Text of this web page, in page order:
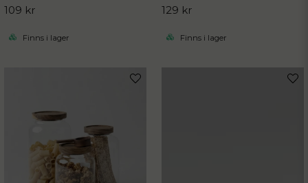
109 kr
Finns i lager
129 kr
Finns i lager